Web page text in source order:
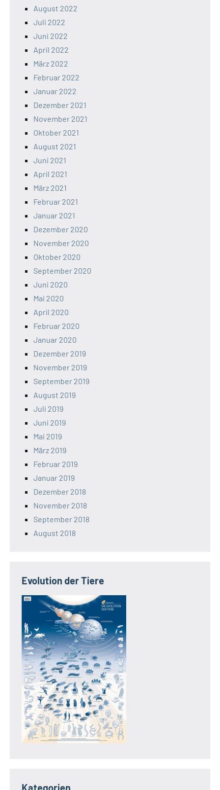
August 2022
Juli 2022
Juni 2022
April 2022
März 2022
Februar 2022
Januar 2022
Dezember 2021
November 2021
Oktober 2021
August 2021
Juni 2021
April 2021
März 2021
Februar 2021
Januar 2021
Dezember 2020
November 2020
Oktober 2020
September 2020
Juni 2020
Mai 2020
April 2020
Februar 2020
Januar 2020
Dezember 2019
November 2019
September 2019
August 2019
Juli 2019
Juni 2019
Mai 2019
März 2019
Februar 2019
Januar 2019
Dezember 2018
November 2018
September 2018
August 2018
Evolution der Tiere
Kategorien